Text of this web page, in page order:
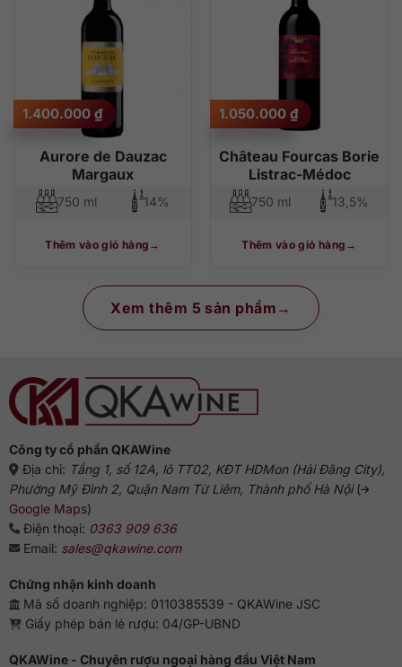
Aurore de Dauzac
Margaux
1.400.000 ₫
750 ml 14%
Thêm vào giỏ hàng
Château Fourcas Borie
Listrac-Médoc
1.050.000 ₫
750 ml 13,5%
Thêm vào giỏ hàng
Xem thêm 5 sản phẩm
Công ty cổ phần QKAWine
Địa chỉ: Tầng 1, số 12A, lô TT02, KĐT HDMon (Hải Đăng City),
Phường Mỹ Đình 2, Quận Nam Từ Liêm, Thành phố Hà Nội(
Google Maps)
Điện thoại: 0363 909 636
Email: sales@qkawine.com
Chứng nhận kinh doanh
Mã số doanh nghiệp: 0110385539 - QKAWine JSC
Giấy phép bán lẻ rượu: 04/GP-UBND
QKAWine - Chuyên rượu ngoại hàng đầu Việt Nam